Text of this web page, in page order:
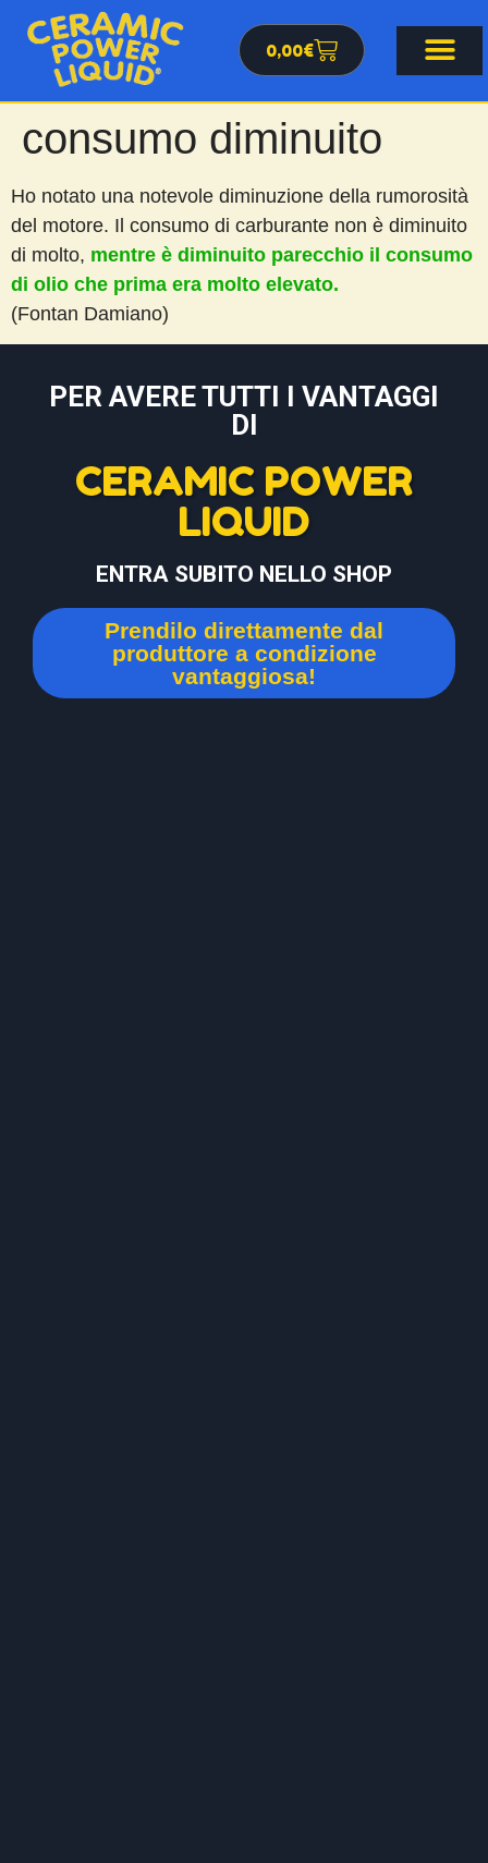
0,00€
consumo diminuito
Ho notato una notevole diminuzione della rumorosità
del motore. Il consumo di carburante non è diminuito
di molto, mentre è diminuito parecchio il consumo
di olio che prima era molto elevato.
(Fontan Damiano)
PER AVERE TUTTI I VANTAGGI
DI
CERAMIC POWER
LIQUID
ENTRA SUBITO NELLO SHOP
Prendilo direttamente dal
produttore a condizione
vantaggiosa!